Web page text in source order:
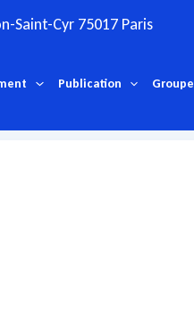
Saint-Cyr 75017 Paris
Publication